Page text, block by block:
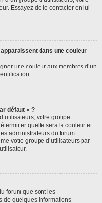
Essayez de le contacter en lui
dans une couleur
une couleur aux membres d’un
défaut » ?
votre groupe
quelle sera la couleur et
administrateurs du forum
votre groupe d’utilisateurs par
forum que sont les
de quelques informations